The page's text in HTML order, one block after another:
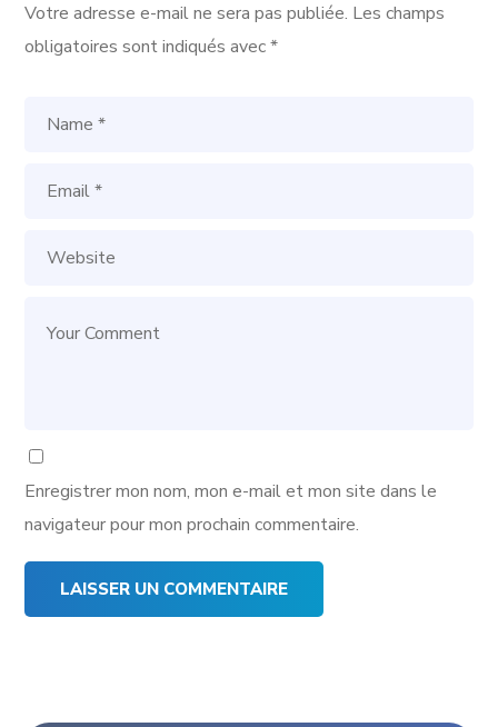
Votre adresse e-mail ne sera pas publiée. Les champs
obligatoires sont indiqués avec*
Enregistrer mon nom, mon e-mail et mon site dans le
navigateur pour mon prochain commentaire.